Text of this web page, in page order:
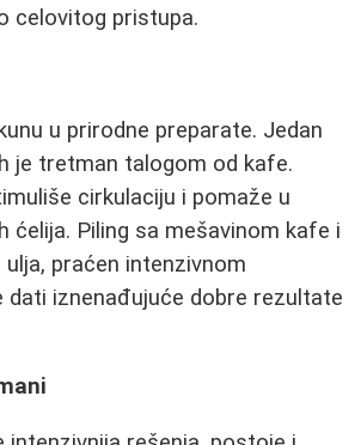
celovitog pristupa.
u prirodne preparate. Jedan
je tretman talogom od kafe.
cirkulaciju i pomaže u
ćelija. Piling sa mešavinom kafe i
praćen intenzivnom
dati iznenađujuće dobre rezultate